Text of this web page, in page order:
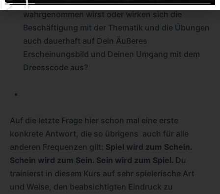
wahrgenommen wirst oder wirken sich die
Beschäftigung mit der Thematik und die Übungen
auch dauerhaft auf Dein Äußeres
Erscheinungsbild und Deinen Umgang mit dem
Dreesscode aus?
Auf die letzte Frage hier schon mal eine erste
konkrete Antwort, die so übrigens auch für alle
anderen Frequenzen gilt: Spiel wird zum Schein.
Schein wird zum Sein. Sein wird zum Spiel. Du
trainierst in diesem Kurs auf sehr spielerische Art
und Weise, den beabsichtigten Eindruck zu